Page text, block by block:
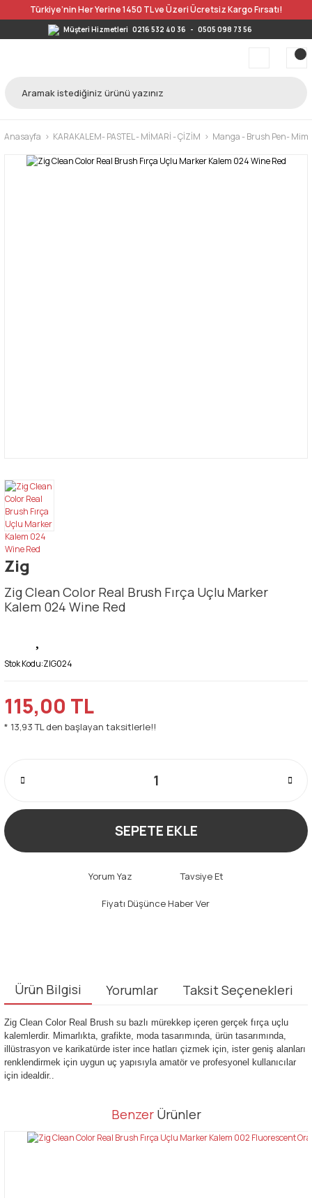
Türkiye’nin Her Yerine 1450 TL ve Üzeri Ücretsiz Kargo Fırsatı!
Müşteri Hizmetleri 0216 532 40 36 - 0505 098 73 56
Anasayfa KARAKALEM- PASTEL - MİMARİ - ÇİZİM Manga - Brush Pen-
Zig
Zig Clean Color Real Brush Fırça Uçlu Marker
Kalem 024 Wine Red
Stok Kodu:ZIG024
115,00 TL
* 13,93 TL den başlayan taksitlerle!!
SEPETE EKLE
Yorum Yaz Tavsiye Et
Fiyatı Düşünce Haber Ver
Ürün Bilgisi Yorumlar Taksit Seçenekleri
Zig Clean Color Real Brush su bazlı mürekkep içeren gerçek fırça uçlu
kalemlerdir. Mimarlıkta, grafikte, moda tasarımında, ürün tasarımında,
illüstrasyon ve karikatürde ister ince hatları çizmek için, ister geniş alanları
renklendirmek için uygun uç yapısıyla amatör ve profesyonel kullanıcılar
için idealdir..
Bu ürüne ilk yorumu siz yapın!
Bu ürünün fiyat bilgisi, resim, ürün açıklamalarında ve diğer
tarafımıza iletebilirsiniz.
Benzer Ürünler